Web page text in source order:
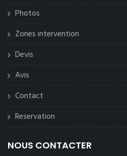
Photos
Zones intervention
Devis
Avis
Contact
Reservation
NOUS CONTACTER